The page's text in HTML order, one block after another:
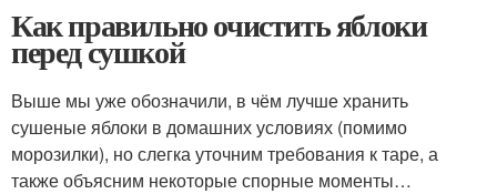
Как правильно очистить яблоки
перед сушкой
Выше мы уже обозначили, в чём лучше хранить
сушеные яблоки в домашних условиях (помимо
морозилки), но слегка уточним требования к таре, а
также объясним некоторые спорные моменты…